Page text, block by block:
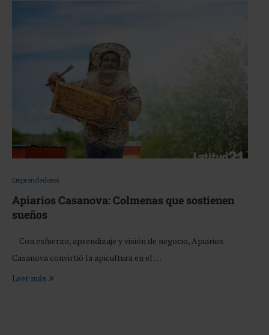
Emprendedores
Apiarios Casanova: Colmenas que sostienen
sueños
Con esfuerzo, aprendizaje y visión de negocio, Apiarios
Casanova convirtió la apicultura en el …
Leer más